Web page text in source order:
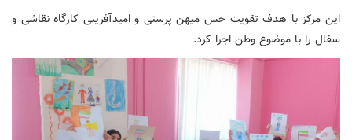
این مرکز با هدف تقویت حس میهن پرستی و امیدآفرینی کارگاه نقاشی و
سفال را با موضوع وطن اجرا کرد.